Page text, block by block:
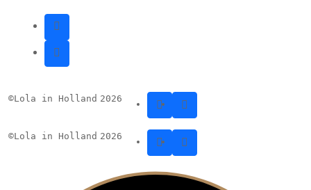
©Lola in Holland 2026
©Lola in Holland 2026